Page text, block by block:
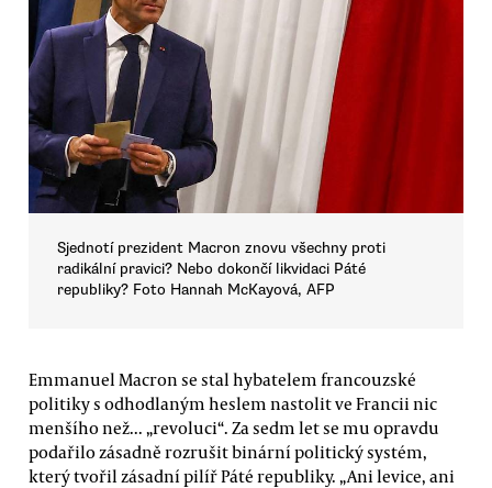
Sjednotí prezident Macron znovu všechny proti
radikální pravici? Nebo dokončí likvidaci Páté
republiky? Foto Hannah McKayová, AFP
Emmanuel Macron se stal hybatelem francouzské
politiky s odhodlaným heslem nastolit ve Francii nic
menšího než... „revoluci“. Za sedm let se mu opravdu
podařilo zásadně rozrušit binární politický systém,
který tvořil zásadní pilíř Páté republiky. „Ani levice, ani